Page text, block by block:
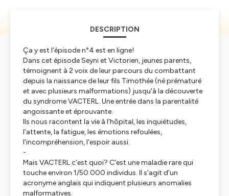
DESCRIPTION
Ça y est l'épisode n°4 est en ligne!
Dans cet épisode Seyni et Victorien, jeunes parents,
témoignent à 2 voix de leur parcours du combattant
depuis la naissance de leur fils Timothée (né prématuré
et avec plusieurs malformations) jusqu'à la découverte
du syndrome VACTERL. Une entrée dans la parentalité
angoissante et éprouvante.
Ils nous racontent la vie à l'hôpital, les inquiétudes,
l'attente, la fatigue, les émotions refoulées,
l'incompréhension, l'espoir aussi.
-
Mais VACTERL c'est quoi? C'est une maladie rare qui
touche environ 1/50 000 individus. Il s'agit d'un
acronyme anglais qui indiquent plusieurs anomalies
malformatives.